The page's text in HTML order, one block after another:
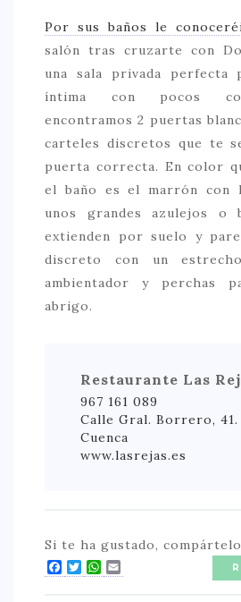
Por sus baños le
salón tras cruzarte con
una sala privada perfecta
íntima con pocos
encontramos 2 puertas
carteles discretos que te
puerta correcta. En color
el baño es el marrón con
unos grandes azulejos o
extienden por suelo y
discreto con un
ambientador y perchas
abrigo.
Restaurante Las
967 161 089
Calle Gral. Borrero, 41.
Cuenca
www.lasrejas.es
Si te ha gustado, compártelo
Facebook
Twitter
WhatsApp